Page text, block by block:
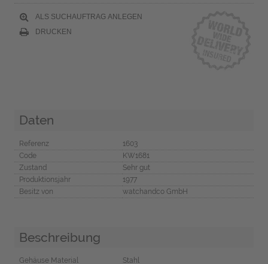
ALS SUCHAUFTRAG ANLEGEN
DRUCKEN
Daten
Referenz
1603
Code
KW1681
Zustand
Sehr gut
Produktionsjahr
1977
Besitz von
watchandco GmbH
Beschreibung
Gehäuse Material
Stahl